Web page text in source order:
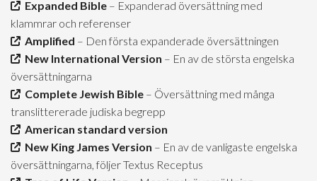
Expanded Bible – Expanderad översättning med
klammrar och referenser
Amplified – Den första expanderade översättningen
New International Version – En av de största engelska
översättningarna
Complete Jewish Bible – Översättning med många
translittererade judiska begrepp
American standard version
New King James Version – En av de vanligaste engelska
översättningarna, följer Textus Receptus